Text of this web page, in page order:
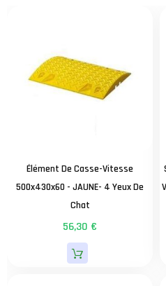
Élément De Casse-Vitesse
500x430x60 - JAUNE- 4 Yeux De
Chat
56,30 €